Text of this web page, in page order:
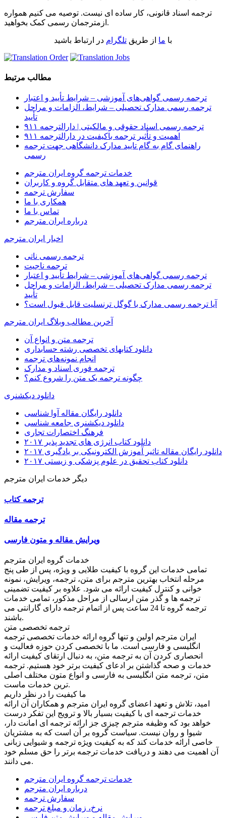
ترجمه اسناد قانونی، کار ساده ای نیست. توصیه می کنیم همواره
ازمترجمان رسمی کمک بخواهید.
با ما از طریق تلگرام در ارتباط باشید
مطالب مرتبط
ترجمه رسمی گواهی‌های آموزشی – شرایط تأیید و اعتبار
ترجمه رسمی مدارک تحصیلی – شرایط، الزامات و مراحل
تأیید
ترجمه رسمی اسناد حقوقی و مالکیتی | دارالترجمه ۹۱۱
اهمیت و تأثیر ترجمه باکیفیت در دارالترجمه ۹۱۱
راهنمای گام به گام تایید مدارک دانشگاهی جهت ترجمه
رسمی
خدمات ترجمه گروه ایران مترجم
قوانین و تعهد های متقابل گروه و کاربران
سفارش ترجمه
همکاری با ما
تماس با ما
درباره ایران مترجم
اخبار ایران مترجم
ترجمه رسمی ناتی
ترجمه ناجیت
ترجمه رسمی گواهی‌های آموزشی – شرایط تأیید و اعتبار
ترجمه رسمی مدارک تحصیلی – شرایط، الزامات و مراحل
تأیید
آیا ترجمه رسمی مدارک با گوگل ترنسلیت قابل قبول است؟
آخرین مطالب وبلاگ ایران مترجم
ترجمه متن و انواع آن
دانلود کتابهای تخصصی رشته حسابداری
انجام نمونه‌های ترجمه
ترجمه فوری اسناد و مدارک
چگونه ترجمه یک متن را شروع کنم؟
دانلود دیکشنری
دانلود رایگان مقاله آوا شناسی
دانلود دیکشنری جامعه شناسی
فرهنگ اختصارات تجاری
دانلود کتاب انرژی های تجدید پذیر ۲۰۱۷
دانلود رایگان مقاله تاثیر آموزش الکترونیکی بر یادگیری ۲۰۱۷
دانلود کتاب تحقیق در علوم پزشکی و زیستی ۲۰۱۷
دیگر خدمات ایران مترجم
ترجمه کتاب
ترجمه مقاله
ویرایش مقاله و متون فارسی
خدمات گروه ایران مترجم
تمامی خدمات این گروه با کیفیت طلایی و ویژه، پس از طی پنج
مرحله انتخاب بهترین مترجم برای متن، ترجمه، ویرایش، نمونه
خوانی و کنترل کیفیت ارائه می شود. علاوه بر کیفیت تضمینی
ترجمه ها و گذر متن ارسالی از مراحل مذکور، تمامی خدمات
ترجمه گروه تا 24 ساعت پس از اتمام ترجمه دارای گارانتی می
باشند.
ترجمه تخصصی متن
ایران مترجم اولین و تنها گروه ارائه خدمات تخصصی ترجمه
انگلیسی و فارسی است. ما با تخصصی کردن حوزه فعالیت و
انحصاری کردن آن به ترجمه متن، به دنبال ارتقای کیفیت ارائه
خدمات و صحه گذاشتن بر ادعای کیفیت برتر خود هستیم. ترجمه
متن، ترجمه متن انگلیسی به فارسی و انواع متون مختلف اصلی
ترین خدمات ماست.
ما کیفیت را در نظر داریم
امید، تلاش و تعهد اعضای گروه ایران مترجم و همکاران آن ارائه
خدمات ترجمه ای با کیفیت بسیار بالا و ترویج این تفکر درست
خواهد بود که وظیفه مترجم چیزی جز ارائه ترجمه ای امانت دار،
شیوا و روان نیست. سیاست گروه بر آن است که به مشتریان
خاصی ارائه خدمات کند که به کیفیت ویژه ترجمه و شیوایی زبانی
آن اهمیت می دهند و دریافت خدمات ترجمه برتر را حق مسلم خود
می دانند.
خدمات ترجمه گروه ایران مترجم
درباره ایران مترجم
سفارش ترجمه
نرخ، زمان و مبلغ ترجمه